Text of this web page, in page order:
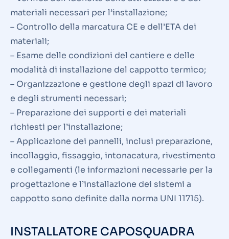
materiali necessari per l’installazione;
– Controllo della marcatura CE e dell’ETA dei
materiali;
– Esame delle condizioni del cantiere e delle
modalità di installazione del cappotto termico;
– Organizzazione e gestione degli spazi di lavoro
e degli strumenti necessari;
– Preparazione dei supporti e dei materiali
richiesti per l’installazione;
– Applicazione dei pannelli, inclusi preparazione,
incollaggio, fissaggio, intonacatura, rivestimento
e collegamenti (le informazioni necessarie per la
progettazione e l’installazione dei sistemi a
cappotto sono definite dalla norma UNI 11715).
INSTALLATORE CAPOSQUADRA